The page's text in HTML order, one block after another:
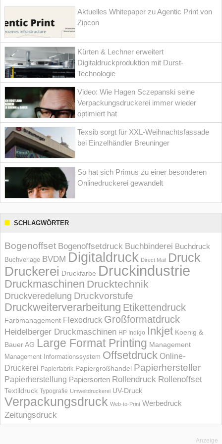
Aktuelles Whitepaper zu Agentic Print von
Zipcon
Kürten & Lechner erweitert
Digitaldruckproduktion mit Durst-
Technologie
Video: Wie Hagen Sczepanski seine
Verpackungsdruckerei immer wieder
optimiert hat
Texsib sorgt für XXL-Weihnachtsfassade
bei Einzelhändler Breuninger
So hat sich Primus zu einer besonderen
Onlinedruckerei gewandelt
SCHLAGWÖRTER
Bogenoffset Bogenoffsetdruck Buchbinderei Buchdruck
Buchverlage BVDM Digitaldruck Direct Mail Druck
Druckerei Druckfarbe Druckindustrie
Druckmaschinen Drucktechnik
Druckveredelung Druckvorstufe
Druckweiterverarbeitung Etikettendruck
Farbmanagement Flexodruck Großformatdruck
Heidelberger Druckmaschinen HP Indigo Inkjet Koenig &
Bauer AG Large Format Printing Management
Management Informations­system Offsetdruck Online-
Druckerei Papierfabrik Papiergroßhandel Papierhersteller
Papierherstellung Papiersorten Rollendruck Rollenoffset
Textildruck Typografie Umweltdruckerei UV-Druck
Verpackungsdruck Web-to-Print Werbedruck
Zeitungsdruck
Anzeige